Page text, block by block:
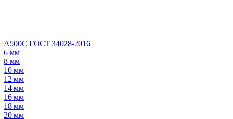
А500С ГОСТ 34028-2016
6 мм
8 мм
10 мм
12 мм
14 мм
16 мм
18 мм
20 мм